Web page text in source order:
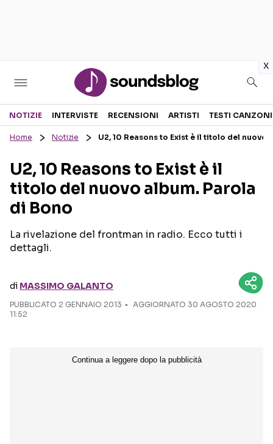
x
Sezioni
RECENSIONI MUSICALI
INTERVISTE
GOSSIP E CURIOSITÀ
TESTI CANZONI
TOUR ED EVENTI
Seguici sui social
NOTIZIE INTERVISTE RECENSIONI ARTISTI TESTI CANZONI
Home Notizie U2, 10 Reasons to Exist è il titolo del nuovo
U2, 10 Reasons to Exist è il
titolo del nuovo album. Parola
di Bono
La rivelazione del frontman in radio. Ecco tutti i
dettagli.
di MASSIMO GALANTO
PUBBLICATO 2 GENNAIO 2013
AGGIORNATO 30 AGOSTO 2020
11:52